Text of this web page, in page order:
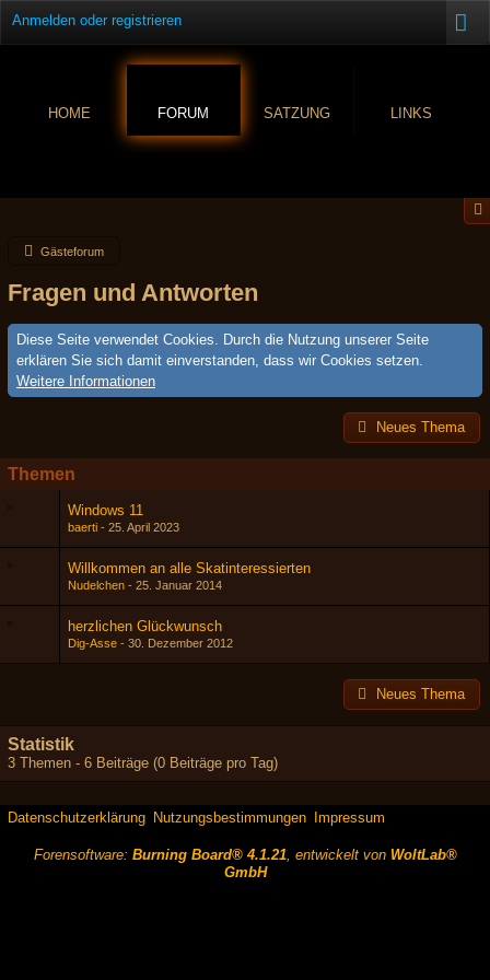
Anmelden oder registrieren
HOME FORUM SATZUNG LINKS
Gästeforum
Fragen und Antworten
Diese Seite verwendet Cookies. Durch die Nutzung unserer Seite
erklären Sie sich damit einverstanden, dass wir Cookies setzen.
Weitere Informationen
Neues Thema
Themen
Windows 11
baerti 25. April 2023
Willkommen an alle Skatinteressierten
Nudelchen 25. Januar 2014
herzlichen Glückwunsch
Dig-Asse 30. Dezember 2012
Neues Thema
Statistik
3 Themen - 6 Beiträge (0 Beiträge pro Tag)
Datenschutzerklärung Nutzungsbestimmungen Impressum
Forensoftware: Burning Board® 4.1.21, entwickelt von WoltLab®
GmbH